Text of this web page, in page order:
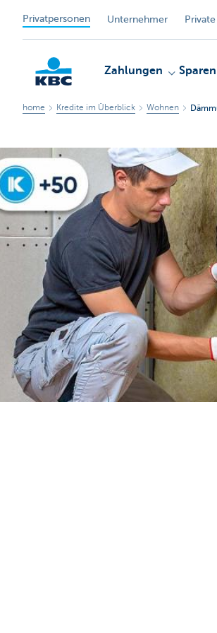
Privatpersonen Unternehmer
KBC
Particulieren
Zahlungen Sparen
home Kredite im Überblick Wohnen